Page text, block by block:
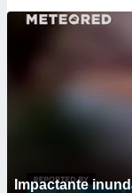
Impactante